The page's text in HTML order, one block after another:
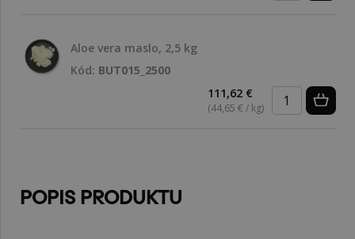
Aloe vera maslo, 2,5 kg
Kód: BUT015_2500
111,62 €
(44,65 € / kg)
POPIS PRODUKTU